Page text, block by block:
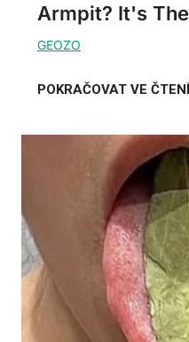
Armpit? It's